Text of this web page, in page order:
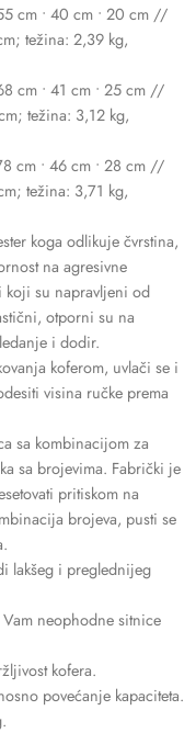
cm • 40 cm • 20 cm //
težina: 2,39 kg,
cm • 41 cm • 25 cm //
težina: 3,12 kg,
cm • 46 cm • 28 cm //
težina: 3,71 kg,
koga odlikuje čvrstina,
na agresivne
koji su napravljeni od
otporni su na
i dodir.
koferom, uvlači se i
visina ručke prema
sa kombinacijom za
sa brojevima. Fabrički je
pritiskom na
brojeva, pusti se
lakšeg i preglednijeg
neophodne sitnice
kofera.
povećanje kapaciteta.